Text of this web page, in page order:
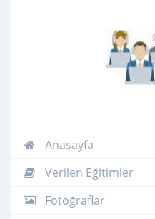
Anasayfa
Verilen Eğitimler
Fotoğraflar